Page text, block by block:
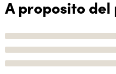
A proposito